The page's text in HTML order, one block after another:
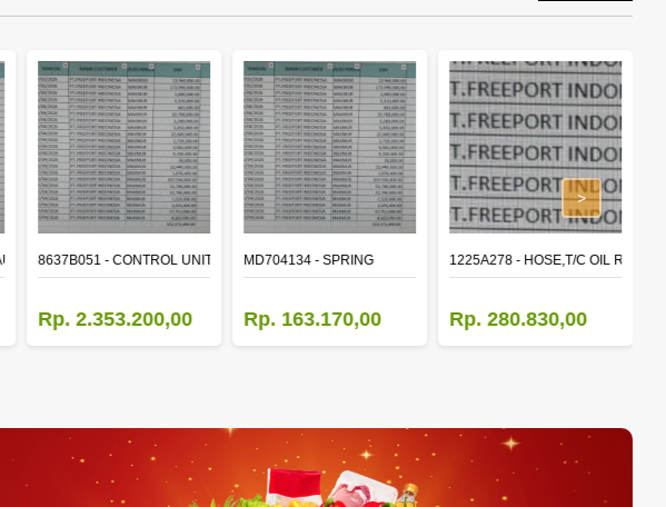
MANIFOLD
8637B051 - CONTROL UNIT,TIME & ALARM
Rp. 2.353.200,00
MD704134 - SPRING
Rp. 163.170,00
1225A278 - HOSE,T/C OIL
Rp. 280.830,00
>